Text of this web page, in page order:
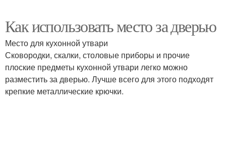
Как использовать место за дверью
Место для кухонной утвари
Сковородки, скалки, столовые приборы и прочие
плоские предметы кухонной утвари легко можно
разместить за дверью. Лучше всего для этого подходят
крепкие металлические крючки.